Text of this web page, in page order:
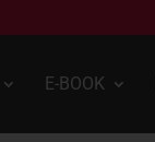
E-BOOK